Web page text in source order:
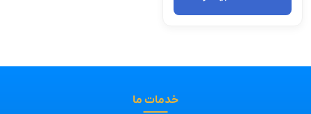
خدمات ما